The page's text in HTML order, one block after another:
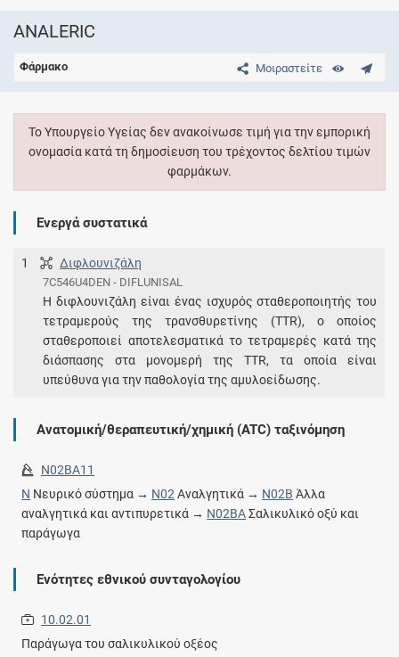
ANALERIC
Μοιραστείτε
Φάρμακο
Το Υπουργείο Υγείας δεν ανακοίνωσε τιμή για την εμπορική
ονομασία κατά τη δημοσίευση του τρέχοντος δελτίου τιμών
φαρμάκων.
Ενεργά συστατικά
1 Διφλουνιζάλη
7C546U4DEN - DIFLUNISAL
Η διφλουνιζάλη είναι ένας ισχυρός σταθεροποιητής του
τετραμερούς της τρανσθυρετίνης (TTR), ο οποίος
σταθεροποιεί αποτελεσματικά το τετραμερές κατά της
διάσπασης στα μονομερή της TTR, τα οποία είναι
υπεύθυνα για την παθολογία της αμυλοείδωσης.
Ανατομική/θεραπευτική/χημική (ATC) ταξινόμηση
N02BA11
N Νευρικό σύστημα → N02 Αναλγητικά → N02B Άλλα
αναλγητικά και αντιπυρετικά → N02BAΣαλικυλικό οξύ και
παράγωγα
Ενότητες εθνικού συνταγολογίου
10.02.01
Παράγωγα του σαλικυλικού οξέος